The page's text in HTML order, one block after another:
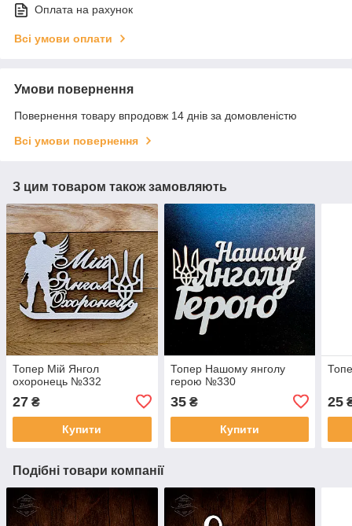
Оплата на рахунок
Всі умови оплати
Умови повернення
Повернення товару впродовж 14 днів за домовленістю
Всі умови повернення
З цим товаром також замовляють
Топер Мій Янгол
охоронець №332
27 ₴
Купити
Топер Нашому янголу
герою №330
35₴
Купити
25
Подібні товари компанії